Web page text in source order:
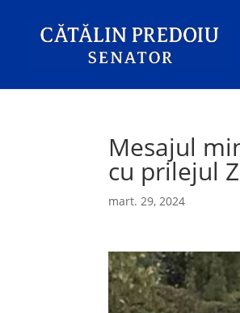
Mesajul
cu prilejul
mart. 29, 2024